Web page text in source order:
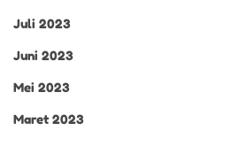
Juli 2023
Juni 2023
Mei 2023
Maret 2023